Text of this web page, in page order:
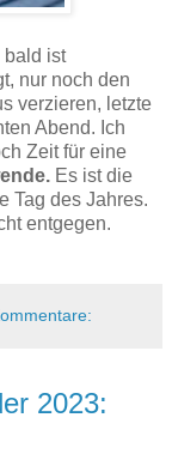
bald ist
nur noch den
verzieren, letzte
Abend. Ich
Zeit für eine
Es ist die
Tag des Jahres.
entgegen.
2023: